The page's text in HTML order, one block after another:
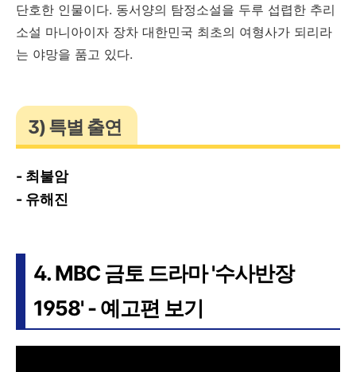
단호한 인물이다. 동서양의 탐정소설을 두루 섭렵한 추리
소설 마니아이자 장차 대한민국 최초의 여형사가 되리라
는 야망을 품고 있다.
3) 특별 출연
- 최불암
- 유해진
4. MBC 금토 드라마 '수사반장
1958' - 예고편 보기